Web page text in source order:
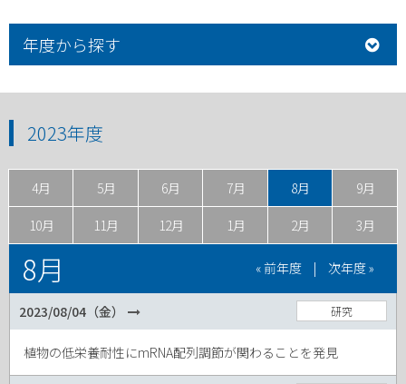
年度から探す
2023年度
4月 5月 6月 7月 8月 9月
10月 11月 12月 1月 2月 3月
8月 « 前年度 | 次年度 »
2023/08/04（金）
植物の低栄養耐性にmRNA配列調節が関わることを発見
研究